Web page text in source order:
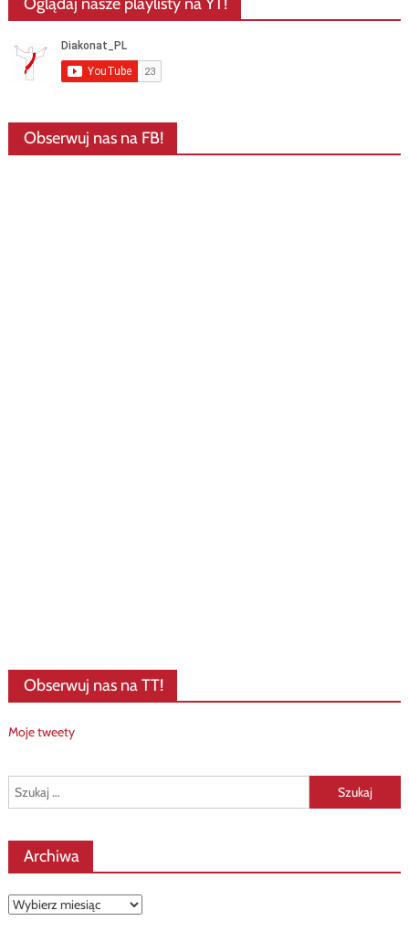
Obserwuj nas na FB!
Obserwuj nas na TT!
Moje tweety
Szukaj:
Archiwa
Archiwa